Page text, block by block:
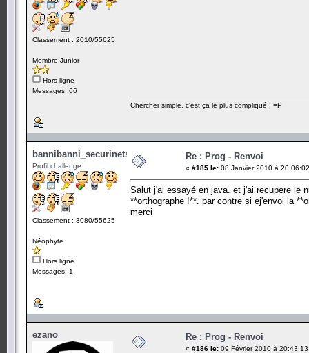
Classement : 2010/55625
Membre Junior
Hors ligne
Messages: 66
Chercher simple, c'est ça le plus compliqué ! =P
bannibanni_securinets
Profil challenge
Classement : 3080/55625
Néophyte
Hors ligne
Messages: 1
Re : Prog - Renvoi
« #185 le: 08 Janvier 2010 à
Salut j'ai essayé en java. et j'ai recupere le
**orthographe !**. par contre si ej'envoi la
merci
ezano Re : Prog - Renvoi
« #186 le: 09 Février 2010 à